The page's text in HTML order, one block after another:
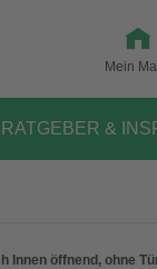
Mein
RATGEBER &
Innen öffnend, ohne